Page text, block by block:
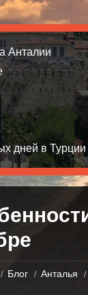
Анталии
дней в Турции
Блог Анталья